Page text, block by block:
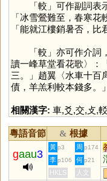
「較 」可作副詞表
「冰雪鶯難至，春寒花
「能就江樓銷暑否，比
「較 」亦可作介詞
讀一峰草堂看花歌〉：
三。」趙翼〈水車十百
債，羊羔利較本錢多。」
相關漢字: 車,爻 ,交,攴,䡈
粵語音節 & 根據
gaau3
黃 p3 周 p174
李 p106 何 p21
HKLS 人文